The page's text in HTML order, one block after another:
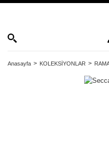
Anasayfa KOLEKSİYONLAR